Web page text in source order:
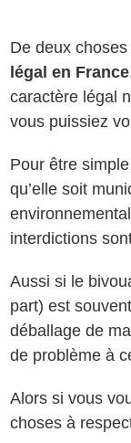
De deux choses
légal en France
caractère légal
vous puissiez
Pour être
qu’elle soit
interdictions
Aussi si le
part) est
déballage de
de problème à
Alors si vous
choses à